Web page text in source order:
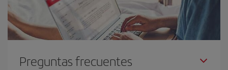
Preguntas frecuentes